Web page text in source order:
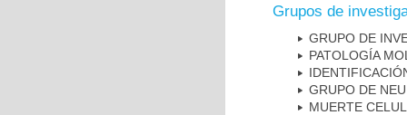
Grupos de
GRUPO DE
PATOLOGÍA
GRUPO DE
MUERTE